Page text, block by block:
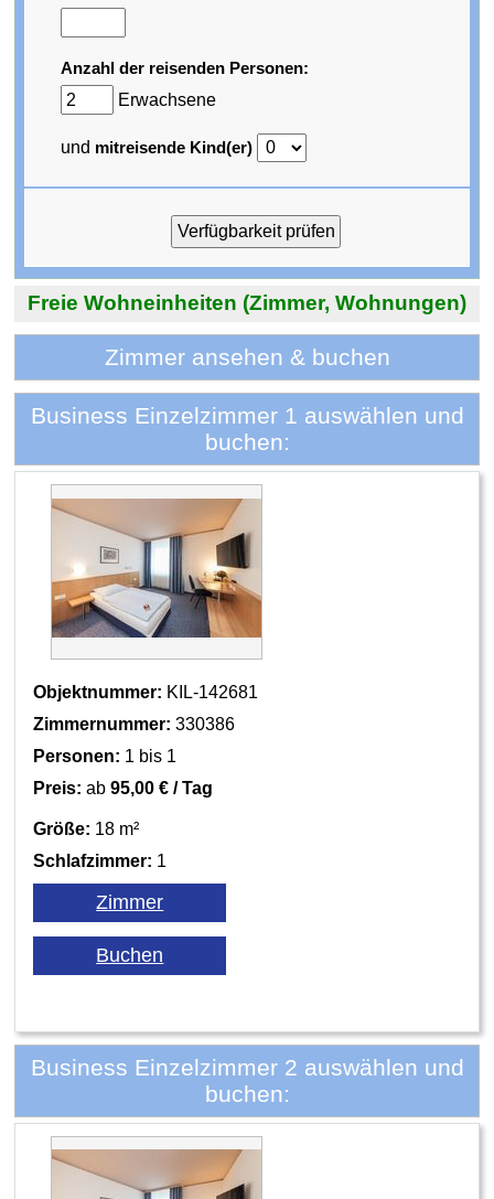
Anzahl der reisenden Personen:
Erwachsene
und mitreisende Kind(er)
Freie Wohneinheiten (Zimmer, Wohnungen)
Zimmer ansehen & buchen
Business Einzelzimmer 1 auswählen und
buchen:
Objektnummer: KIL-142681
Zimmernummer: 330386
Personen: 1 bis 1
Preis: ab95,00 € / Tag
Größe: 18 m²
Schlafzimmer: 1
Business Einzelzimmer 2 auswählen und
buchen: